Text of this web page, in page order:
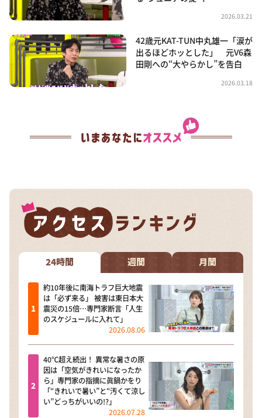
2026.03.21
42歳元KAT-TUN中丸雄一「涙が
出るほどホッとした」 元V6森
田剛への“大やらかし”を告白
2026.03.18
24時間 週間 月間
約10年後に南海トラフ巨大地震
は「必ず来る」 被害は東日本大
震災の15倍…専門家断言「人生
のスケジュールに入れて」
2026.08.06
40℃超え続出！ 異常な暑さの原
因は「空気がきれいになったか
ら」専門家の指摘に眞鍋かをり
「“きれいで暑い”と“汚くて涼し
い”どっちがいいの!?」
2026.07.28